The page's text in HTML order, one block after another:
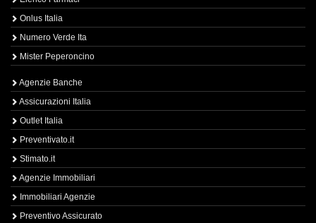
Onlus Italia
Numero Verde Ita
Mister Peperoncino
Agenzie Banche
Assicurazioni Italia
Outlet Italia
Preventivato.it
Stimato.it
Agenzie Immobiliari
Immobiliari Agenzie
Preventivo Assicurato